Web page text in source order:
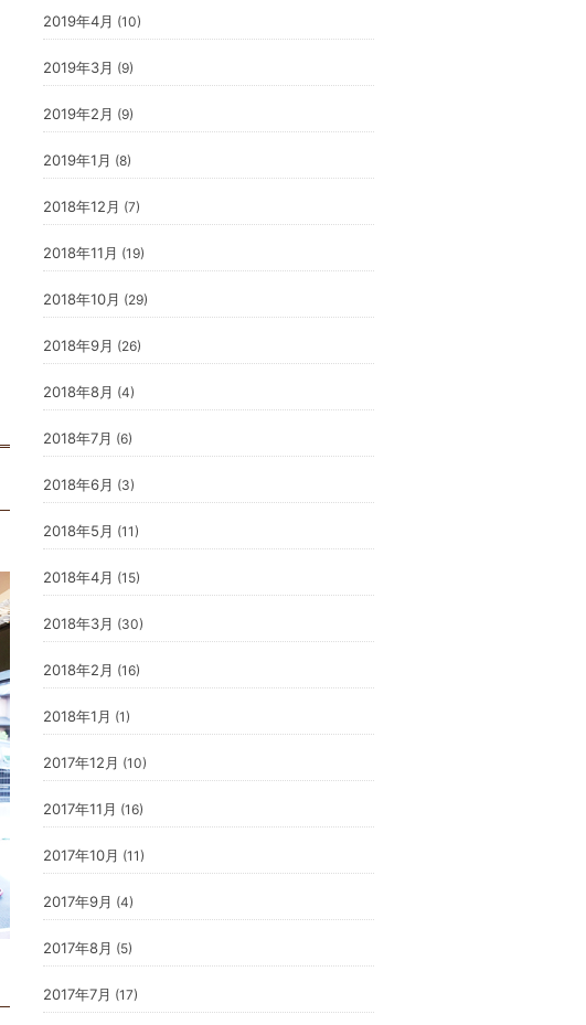
2019年4月 (10)
2019年3月 (9)
2019年2月 (9)
2019年1月 (8)
2018年12月 (7)
2018年11月 (19)
2018年10月 (29)
2018年9月 (26)
2018年8月 (4)
2018年7月 (6)
2018年6月 (3)
2018年5月 (11)
2018年4月 (15)
2018年3月 (30)
2018年2月 (16)
2018年1月 (1)
2017年12月 (10)
2017年11月 (16)
2017年10月 (11)
2017年9月 (4)
2017年8月 (5)
2017年7月 (17)